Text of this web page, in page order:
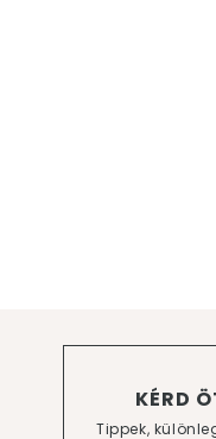
KÉRD
Tippek,